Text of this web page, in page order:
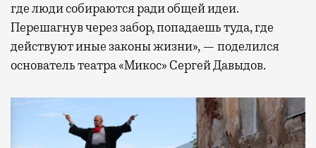
где люди собираются ради общей идеи.
Перешагнув через забор, попадаешь туда, где
действуют иные законы жизни», — поделился
основатель театра «Микос» Сергей Давыдов.